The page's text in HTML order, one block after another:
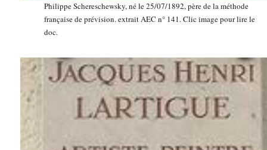
Philippe Schereschewsky, né le 25/07/1892, père de la méthode
française de prévision. extrait AEC n° 141. Clic image pour lire le
doc.